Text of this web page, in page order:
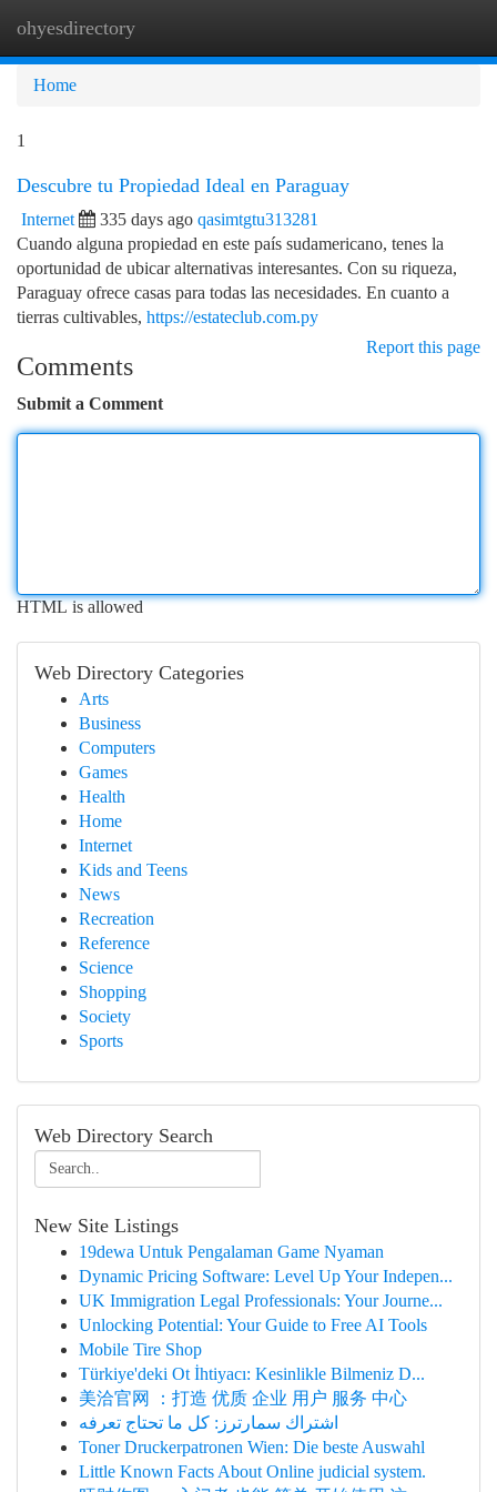
ohyesdirectory
Home
1
Descubre tu Propiedad Ideal en Paraguay
Internet 335 days ago qasimtgtu313281
Cuando alguna propiedad en este país sudamericano, tenes la
oportunidad de ubicar alternativas interesantes. Con su riqueza,
Paraguay ofrece casas para todas las necesidades. En cuanto a
tierras cultivables, https://estateclub.com.py
Report this page
Comments
Submit a Comment
HTML is allowed
Web Directory Categories
Arts
Business
Computers
Games
Health
Home
Internet
Kids and Teens
News
Recreation
Reference
Science
Shopping
Society
Sports
Web Directory Search
New Site Listings
19dewa Untuk Pengalaman Game Nyaman
Dynamic Pricing Software: Level Up Your Indepen...
UK Immigration Legal Professionals: Your Journe...
Unlocking Potential: Your Guide to Free AI Tools
Mobile Tire Shop
Türkiye'deki Ot İhtiyacı: Kesinlikle Bilmeniz D...
美洽官网 ：打造 优质 企业 用户 服务 中心
اشتراك سمارترز: كل ما تحتاج تعرفه
Toner Druckerpatronen Wien: Die beste Auswahl
Little Known Facts About Online judicial system.